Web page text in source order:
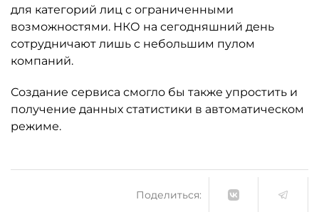
для категорий лиц с ограниченными
возможностями. НКО на сегодняшний день
сотрудничают лишь с небольшим пулом
компаний.
Создание сервиса смогло бы также упростить и
получение данных статистики в автоматическом
режиме.
Поделиться: